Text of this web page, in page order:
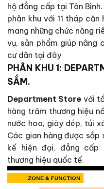
hộ đẳng cấp tại Tân
phân khu với 11 tháp
mang những chức năng
vụ, sản phẩm giúp nâng
cư dân tại đây
PHÂN KHU 1:
SẮM.
Department Store với
hàng trăm thương hiệu
nước hoa, giày dép, túi
Các gian hàng được
kế hiện đại, đẳng cấp
thương hiệu quốc tế.